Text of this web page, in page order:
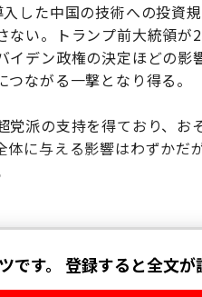
した中国の技術への投資
い。トランプ前大統領
デン政権の決定ほどの影
ながる一撃となり得る。
派の支持を得ており、お
に与える影響はわずかだ